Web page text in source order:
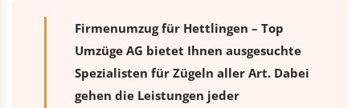
Firmenumzug für Hettlingen – Top
Umzüge AG bietet Ihnen ausgesuchte
Spezialisten für Zügeln aller Art. Dabei
gehen die Leistungen jeder